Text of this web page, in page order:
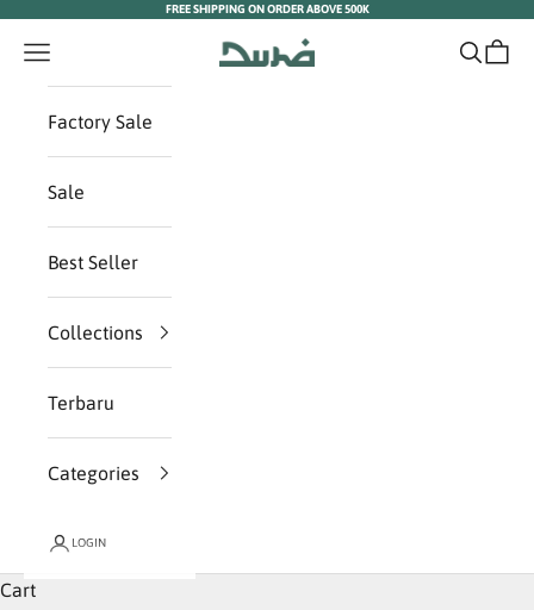
Skip to content FREE SHIPPING ON ORDER ABOVE 500K
Duha Muslim Wear
Navigation menu Search
Cart
Factory Sale
Sale
Best Seller
Collections
Terbaru
Categories
LOGIN
Cart